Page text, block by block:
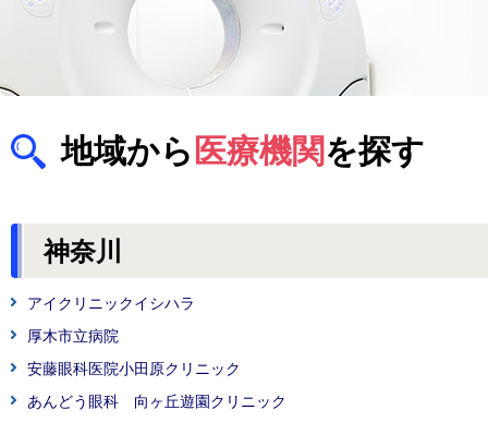
地域から 医療機関を探す
神奈川
アイクリニックイシハラ
厚木市立病院
安藤眼科医院小田原クリニック
あんどう眼科 向ヶ丘遊園クリニック